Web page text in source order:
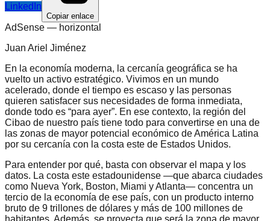
LinkedIn
Copiar enlace
AdSense — horizontal
Juan Ariel Jiménez
En la economía moderna, la cercanía geográfica se ha
vuelto un activo estratégico. Vivimos en un mundo
acelerado, donde el tiempo es escaso y las personas
quieren satisfacer sus necesidades de forma inmediata,
donde todo es “para ayer”. En ese contexto, la región del
Cibao de nuestro país tiene todo para convertirse en una de
las zonas de mayor potencial económico de América Latina
por su cercanía con la costa este de Estados Unidos.
Para entender por qué, basta con observar el mapa y los
datos. La costa este estadounidense —que abarca ciudades
como Nueva York, Boston, Miami y Atlanta— concentra un
tercio de la economía de ese país, con un producto interno
bruto de 9 trillones de dólares y más de 100 millones de
habitantes. Además, se proyecta que será la zona de mayor